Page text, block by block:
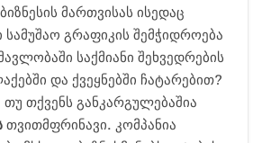
მართვისას ისედაც
გრაფიკის შემჭიდროება
საქმიანი შეხვედრების
და ქვეყნებში ჩატარებით?
თქვენს განკარგულებაშია
თვითმფრინავი. კომპანია